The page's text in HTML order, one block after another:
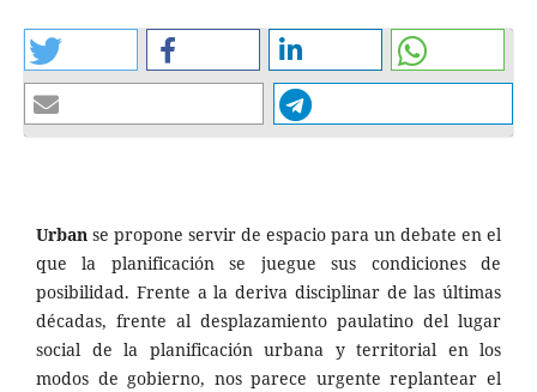
Urban se propone servir de espacio para un debate en el
que la planificación se juegue sus condiciones de
posibilidad. Frente a la deriva disciplinar de las últimas
décadas, frente al desplazamiento paulatino del lugar
social de la planificación urbana y territorial en los
modos de gobierno, nos parece urgente replantear el